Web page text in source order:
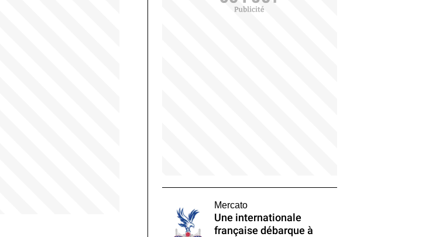
Mercato
Une internationale
française débarque à